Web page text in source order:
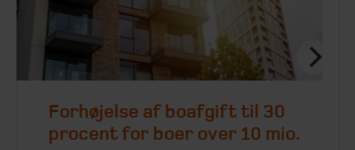
Forhøjelse af boafgift til 30
procent for boer over 10 mio.